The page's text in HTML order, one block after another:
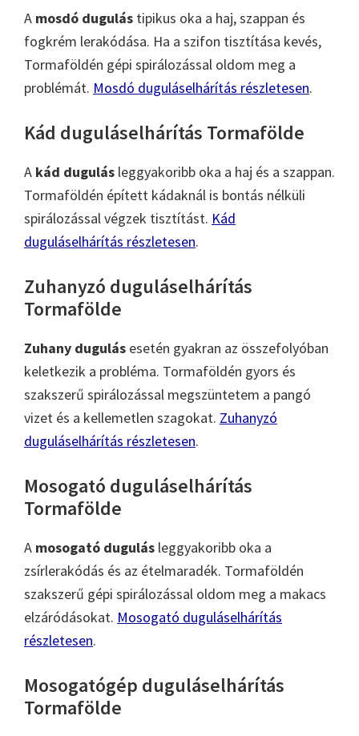
A mosdó dugulás tipikus oka a haj, szappan és
fogkrém lerakódása. Ha a szifon tisztítása kevés,
Tormaföldén gépi spirálozással oldom meg a
problémát. Mosdó duguláselhárítás részletesen.
Kád duguláselhárítás Tormafölde
A kád dugulás leggyakoribb oka a haj és a szappan.
Tormaföldén épített kádaknál is bontás nélküli
spirálozással végzek tisztítást. Kád
duguláselhárítás részletesen.
Zuhanyzó duguláselhárítás
Tormafölde
Zuhany dugulás esetén gyakran az összefolyóban
keletkezik a probléma. Tormaföldén gyors és
szakszerű spirálozással megszüntetem a pangó
vizet és a kellemetlen szagokat. Zuhanyzó
duguláselhárítás részletesen.
Mosogató duguláselhárítás
Tormafölde
A mosogató dugulás leggyakoribb oka a
zsírlerakódás és az ételmaradék. Tormaföldén
szakszerű gépi spirálozással oldom meg a makacs
elzáródásokat. Mosogató duguláselhárítás
részletesen.
Mosogatógép duguláselhárítás
Tormafölde